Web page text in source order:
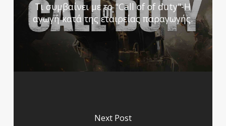
Tι συμβαίνει με το "Call of of duty"-Η
αγωγή κατά της εταιρείας παραγωγής.
Next Post